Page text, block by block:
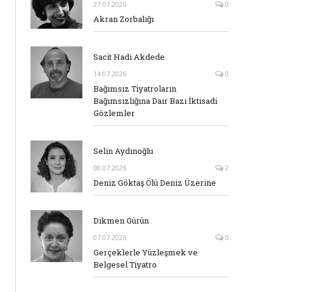
27.07.2026 0
Akran Zorbalığı
Sacit Hadi Akdede
14.07.2026 0
Bağımsız Tiyatroların
Bağımsızlığına Dair Bazı İktisadi
Gözlemler
Selin Aydınoğlu
08.07.2026 2
Deniz Göktaş Ölü Deniz Üzerine
Dikmen Gürün
07.07.2026 0
Gerçeklerle Yüzleşmek ve
Belgesel Tiyatro